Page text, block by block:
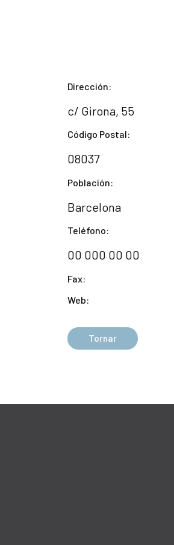
Dirección:
c/ Girona, 55
Código Postal:
08037
Población:
Barcelona
Teléfono:
00 000 00 00
Fax:
Web:
Tornar